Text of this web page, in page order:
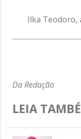
Ilka Teodoro,
Da Redação
LEIA